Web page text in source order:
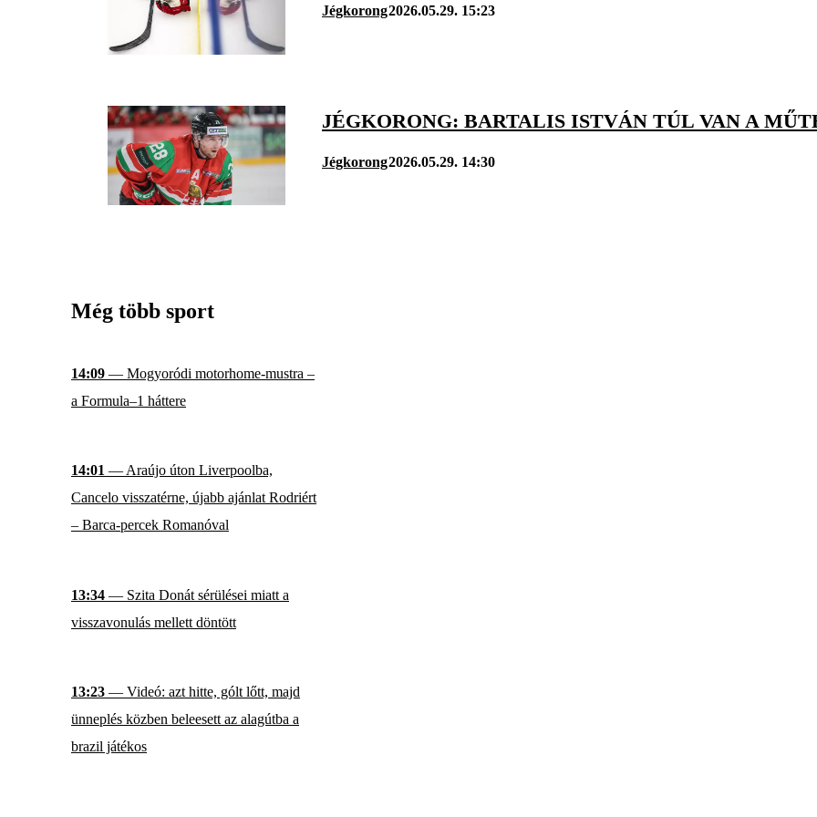
Jégkorong2026.05.29. 15:23
JÉGKORONG: BARTALIS ISTVÁN TÚL VAN A
Jégkorong2026.05.29. 14:30
Még több sport
14:09 — Mogyoródi motorhome-mustra –
a Formula–1 háttere
14:01 — Araújo úton Liverpoolba,
Cancelo visszatérne, újabb ajánlat Rodriért
– Barca-percek Romanóval
13:34 — Szita Donát sérülései miatt a
visszavonulás mellett döntött
13:23 — Videó: azt hitte, gólt lőtt, majd
ünneplés közben beleesett az alagútba a
brazil játékos